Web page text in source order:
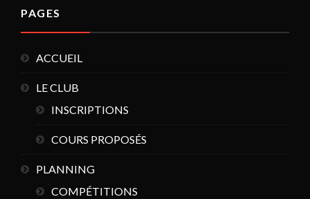
PAGES
ACCUEIL
LE CLUB
INSCRIPTIONS
COURS PROPOSÉS
PLANNING
COMPÉTITIONS